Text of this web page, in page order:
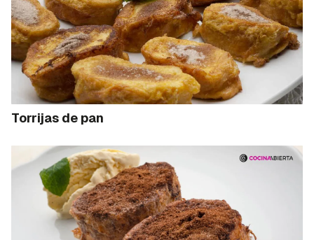
Torrijas de pan